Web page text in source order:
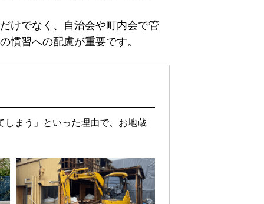
けでなく、自治会や町内会で管
慣習への配慮が重要です。
しまう」といった理由で、お地蔵